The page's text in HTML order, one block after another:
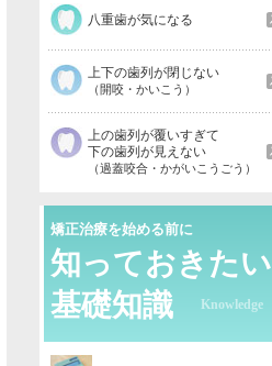
八重歯が気になる
上下の歯列が閉じない
（開咬・かいこう）
上の歯列が覆いすぎて
下の歯列が見えない
（過蓋咬合・かがいこうごう）
矯正治療を始める前に
知っておきたい
基礎知識